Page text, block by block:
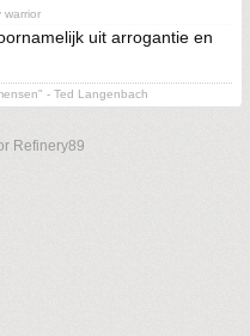
warrior
uit arrogantie en
- Ted Langenbach
Refinery89